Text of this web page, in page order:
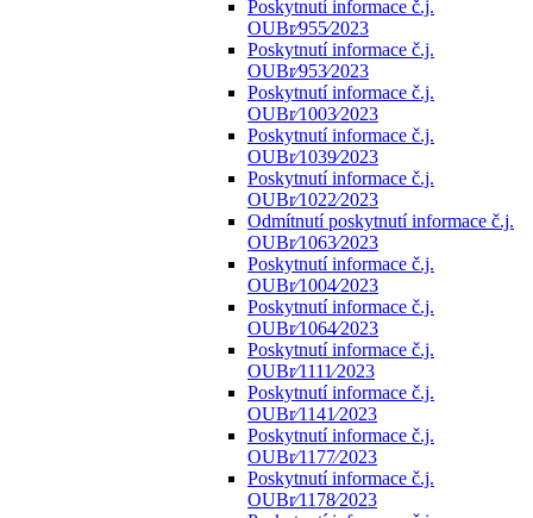
Poskytnutí informace č.j.
OUBr⁄955⁄2023
Poskytnutí informace č.j.
OUBr⁄953⁄2023
Poskytnutí informace č.j.
OUBr⁄1003⁄2023
Poskytnutí informace č.j.
OUBr⁄1039⁄2023
Poskytnutí informace č.j.
OUBr⁄1022⁄2023
Odmítnutí poskytnutí informace č.j.
OUBr⁄1063⁄2023
Poskytnutí informace č.j.
OUBr⁄1004⁄2023
Poskytnutí informace č.j.
OUBr⁄1064⁄2023
Poskytnutí informace č.j.
OUBr⁄1111⁄2023
Poskytnutí informace č.j.
OUBr⁄1141⁄2023
Poskytnutí informace č.j.
OUBr⁄1177⁄2023
Poskytnutí informace č.j.
OUBr⁄1178⁄2023